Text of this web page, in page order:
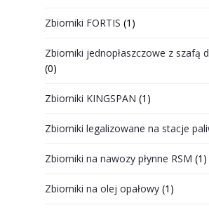
Zbiorniki FORTIS (1)
Zbiorniki jednopłaszczowe z szafą
(0)
Zbiorniki KINGSPAN (1)
Zbiorniki legalizowane na stacje
Zbiorniki na nawozy płynne RSM (1)
Zbiorniki na olej opałowy (1)